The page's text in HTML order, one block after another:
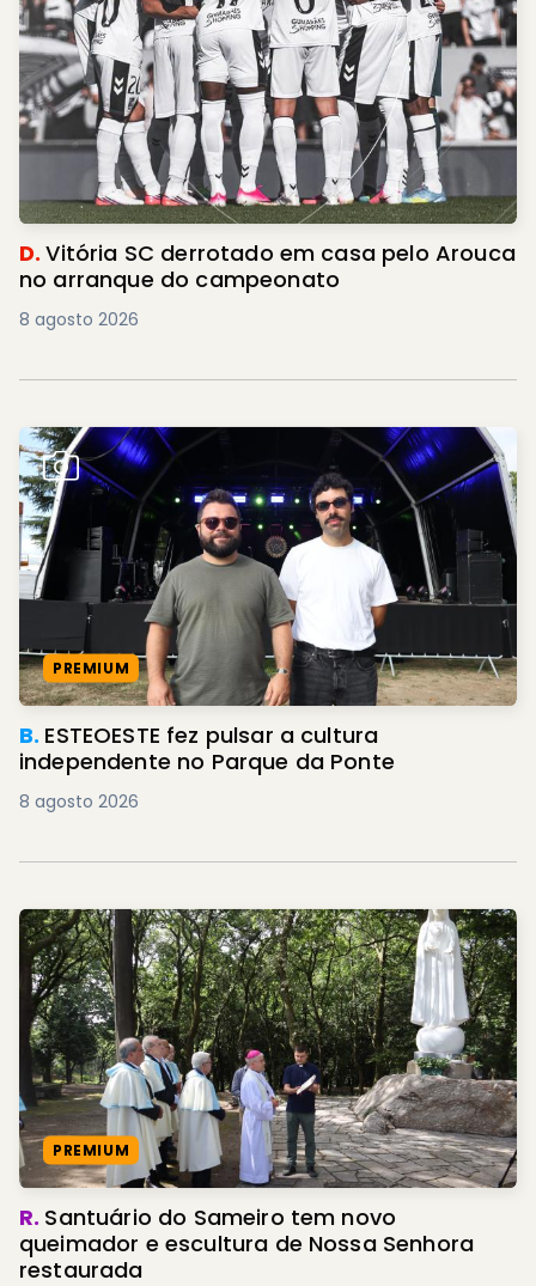
D.Vitória SC derrotado em casa pelo Arouca
no arranque do campeonato
8 agosto 2026
PREMIUM
B. ESTEOESTE fez pulsar a cultura
independente no Parque da Ponte
8 agosto 2026
PREMIUM
R. Santuário do Sameiro tem novo
queimador e escultura de Nossa Senhora
restaurada